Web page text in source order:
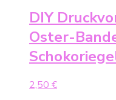
DIY
Oster-
2,50 €